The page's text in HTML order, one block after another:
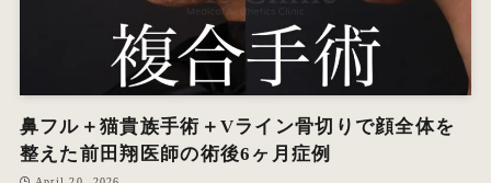
鼻フル＋猫貴族手術＋Vライン骨切りで顔全体を
整えた前田翔医師の術後6ヶ月症例